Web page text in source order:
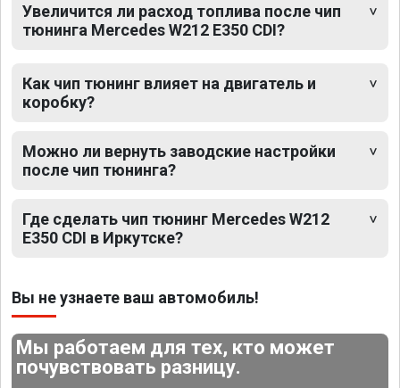
Увеличится ли расход топлива после чип
тюнинга Mercedes W212 E350 CDI?
Как чип тюнинг влияет на двигатель и
коробку?
Можно ли вернуть заводские настройки
после чип тюнинга?
Где сделать чип тюнинг Mercedes W212
E350 CDI в Иркутске?
Вы не узнаете ваш автомобиль!
Мы работаем для тех, кто может
почувствовать разницу.